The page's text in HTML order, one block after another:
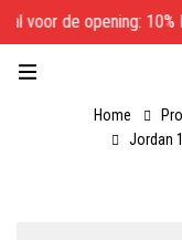
voor de opening: 10%
Home
Jordan